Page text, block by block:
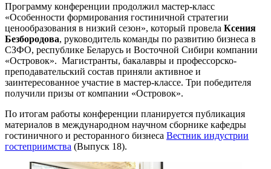
Программу конференции продолжил мастер-класс
«Особенности формирования гостиничной стратегии
ценообразования в низкий сезон», который провела Ксения
Безбородова, руководитель команды по развитию бизнеса в
СЗФО, республике Беларусь и Восточной Сибири компании
«Островок». Магистранты, бакалавры и профессорско-
преподавательский состав приняли активное и
заинтересованное участие в мастер-классе. Три победителя
получили призы от компании «Островок».
По итогам работы конференции планируется публикация
материалов в международном научном сборнике кафедры
гостиничного и ресторанного бизнеса Вестник индустрии
гостеприимства (Выпуск 18).